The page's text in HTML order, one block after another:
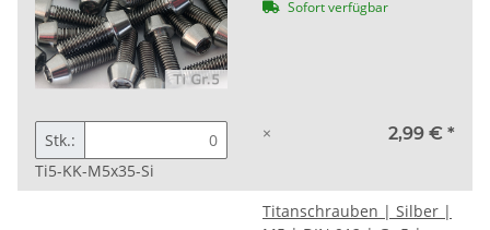
Sofort verfügbar
Stk.:
Ti5-KK-M5x35-Si
× 2,99 € *
Titanschrauben | Silber |